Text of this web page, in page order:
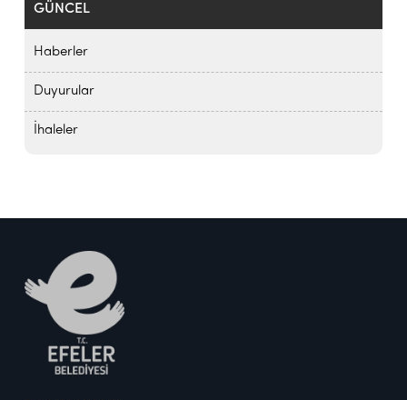
GÜNCEL
Haberler
Duyurular
İhaleler